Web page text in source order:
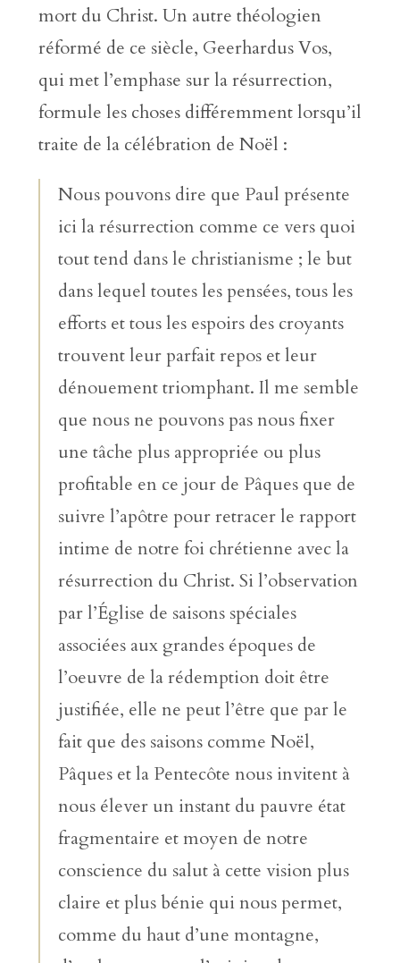
mort du Christ. Un autre théologien
réformé de ce siècle, Geerhardus Vos,
qui met l’emphase sur la résurrection,
formule les choses différemment lorsqu’il
traite de la célébration de Noël :
Nous pouvons dire que Paul présente
ici la résurrection comme ce vers quoi
tout tend dans le christianisme ; le but
dans lequel toutes les pensées, tous les
efforts et tous les espoirs des croyants
trouvent leur parfait repos et leur
dénouement triomphant. Il me semble
que nous ne pouvons pas nous fixer
une tâche plus appropriée ou plus
profitable en ce jour de Pâques que de
suivre l’apôtre pour retracer le rapport
intime de notre foi chrétienne avec la
résurrection du Christ. Si l’observation
par l’Église de saisons spéciales
associées aux grandes époques de
l’oeuvre de la rédemption doit être
justifiée, elle ne peut l’être que par le
fait que des saisons comme Noël,
Pâques et la Pentecôte nous invitent à
nous élever un instant du pauvre état
fragmentaire et moyen de notre
conscience du salut à cette vision plus
claire et plus bénie qui nous permet,
comme du haut d’une montagne,